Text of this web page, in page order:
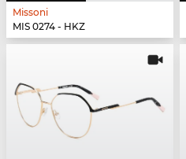
Missoni
MIS 0274 - HKZ